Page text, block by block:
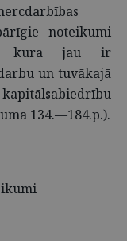
noteikumi
kura jau ir
un tuvākajā
134.—184.p.).